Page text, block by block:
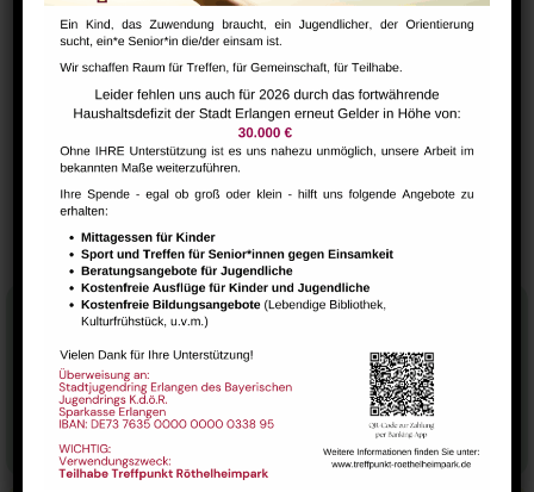
Serien:
vhs Hatha-Yoga
VERANSTALTUNGSORT
AliBaba Spieleclub
Stadtteilhaus
Tel.:09131-9232777
E-Mail:leitung@treffpunkt-roethelheimpark.de